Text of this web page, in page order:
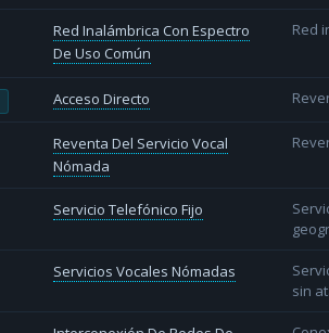
Red Inalámbrica Con Espectro
De Uso Común
Red
Acceso Directo
Reventa Del Servicio Vocal
Nómada
Servicio Telefónico Fijo
Servicios Vocales Nómadas
sin